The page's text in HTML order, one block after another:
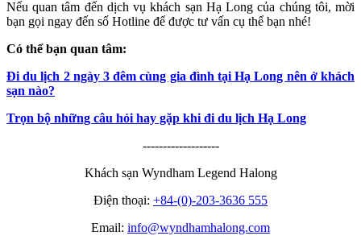
Nếu quan tâm đến dịch vụ khách sạn Hạ Long của chúng tôi, mời
bạn gọi ngay đến số Hotline để được tư vấn cụ thể bạn nhé!
Có thể bạn quan tâm:
Đi du lịch 2 ngày 3 đêm cùng gia đình tại Hạ Long nên ở khách
sạn nào?
Trọn bộ những câu hỏi hay gặp khi đi du lịch Hạ Long
-------------------
Khách sạn Wyndham Legend Halong
Điện thoại: +84-(0)-203-3636 555
Email: info@wyndhamhalong.com